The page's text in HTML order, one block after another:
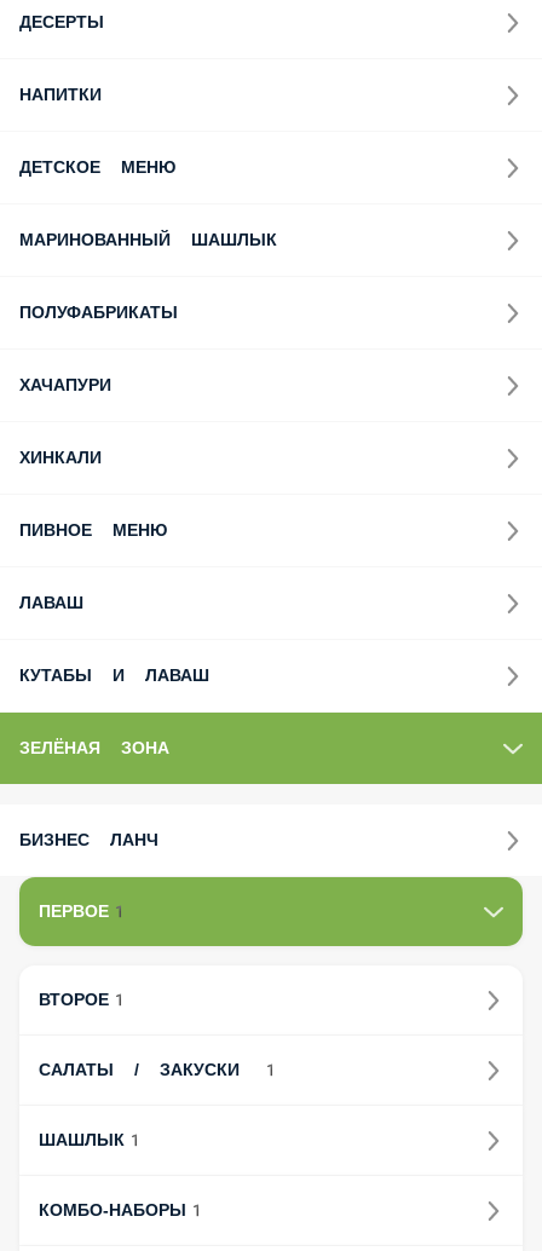
ДЕСЕРТЫ
НАПИТКИ
ДЕТСКОЕ МЕНЮ
МАРИНОВАННЫЙ ШАШЛЫК
ПОЛУФАБРИКАТЫ
ХАЧАПУРИ
ХИНКАЛИ
ПИВНОЕ МЕНЮ
ЛАВАШ
КУТАБЫ И ЛАВАШ
ЗЕЛЁНАЯ ЗОНА
БИЗНЕС ЛАНЧ
ПЕРВОЕ1
ВТОРОЕ1
САЛАТЫ / ЗАКУСКИ 1
ШАШЛЫК1
КОМБО-НАБОРЫ1